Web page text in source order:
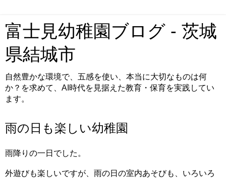
富士見幼稚園ブログ - 茨城
県結城市
自然豊かな環境で、五感を使い、本当に大切なものは何
か？を求めて、AI時代を見据えた教育・保育を実践してい
ます。
雨の日も楽しい幼稚園
雨降りの一日でした。
外遊びも楽しいですが、雨の日の室内あそびも、いろいろ